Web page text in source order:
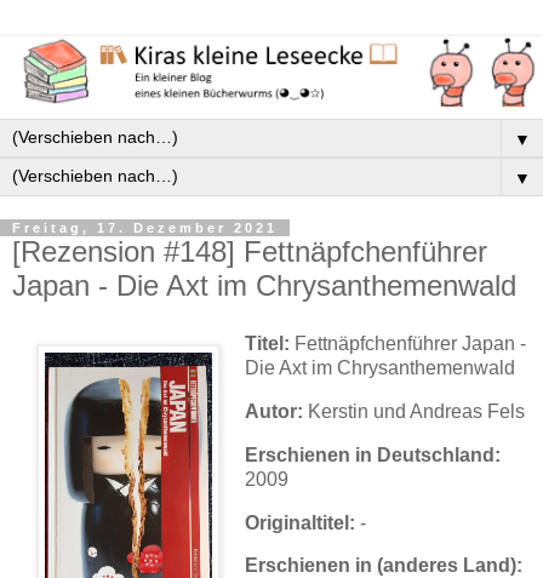
▼
▼
Freitag, 17. Dezember 2021
[Rezension #148] Fettnäpfchenführer
Japan - Die Axt im Chrysanthemenwald
Titel: Fettnäpfchenführer Japan -
Die Axt im Chrysanthemenwald
Autor: Kerstin und Andreas Fels
Erschienen in Deutschland:
2009
Originaltitel: -
Erschienen in (anderes Land):